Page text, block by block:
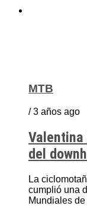
MTB
/ 3 años ago
del
La
cumplió una
Mundiales